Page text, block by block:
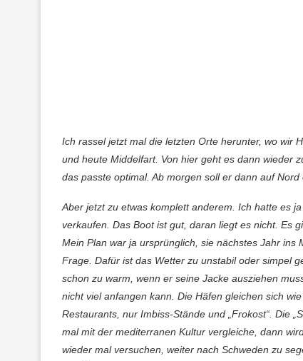
Ich rassel jetzt mal die letzten Orte herunter, wo wir
und heute Middelfart. Von hier geht es dann wieder
das passte optimal. Ab morgen soll er dann auf
Aber jetzt zu etwas komplett anderem. Ich hatte es
verkaufen. Das Boot ist gut, daran liegt es nicht. Es
Mein Plan war ja ursprünglich, sie nächstes Jahr ins
Frage. Dafür ist das Wetter zu unstabil oder simpel
schon zu warm, wenn er seine Jacke ausziehen
nicht viel anfangen kann. Die Häfen gleichen sich
Restaurants, nur Imbiss-Stände und „Frokost“. Die
mal mit der mediterranen Kultur vergleiche, dann
wieder mal versuchen, weiter nach Schweden zu